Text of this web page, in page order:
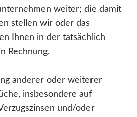
weiter; die damit
stellen wir oder das
Ihnen in der tatsächlich
Rechnung.
anderer oder weiterer
insbesondere auf
und/oder